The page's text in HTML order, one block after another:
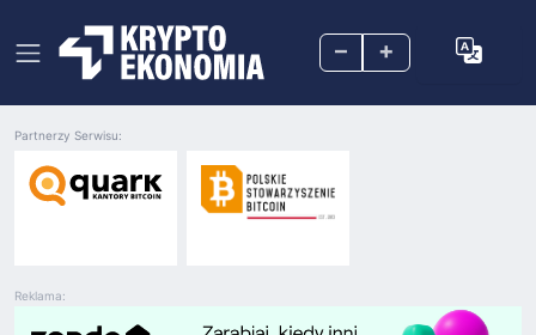
– +
Reklama:
Partnerzy Serwisu: